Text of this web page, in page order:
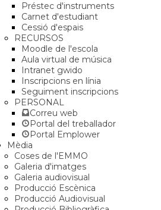
Préstec d'instruments
Carnet d'estudiant
Cessió d'espais
RECURSOS
Moodle de l'escola
Aula virtual de música
Intranet gwido
Inscripcions en línia
Seguiment inscripcions
PERSONAL
Correu web
Portal del treballador
Portal Emplower
Mèdia
Coses de l'EMMO
Galeria d'imatges
Galeria audiovisual
Producció Escènica
Producció Audiovisual